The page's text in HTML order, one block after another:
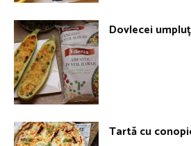
Dovlecei
Tartă cu